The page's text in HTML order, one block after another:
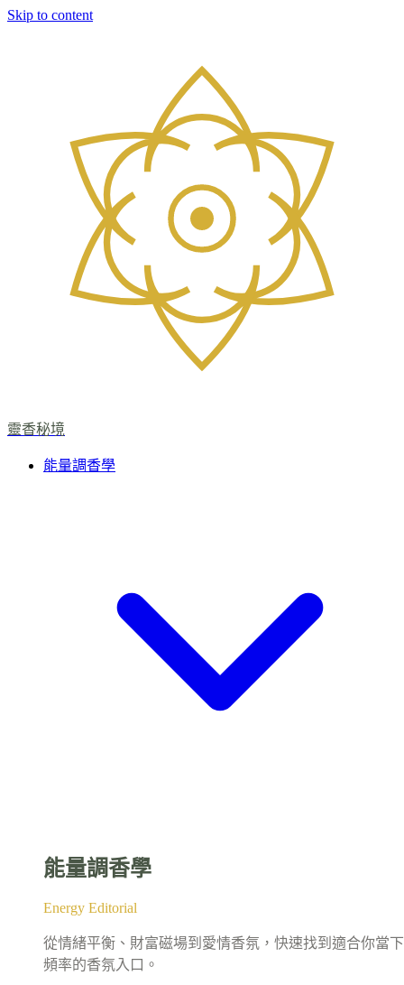
Skip to content
靈香秘境
能量調香學
能量調香學
Energy Editorial
從情緒平衡、財富磁場到愛情香氛，快速找到適合你當下
頻率的香氛入口。